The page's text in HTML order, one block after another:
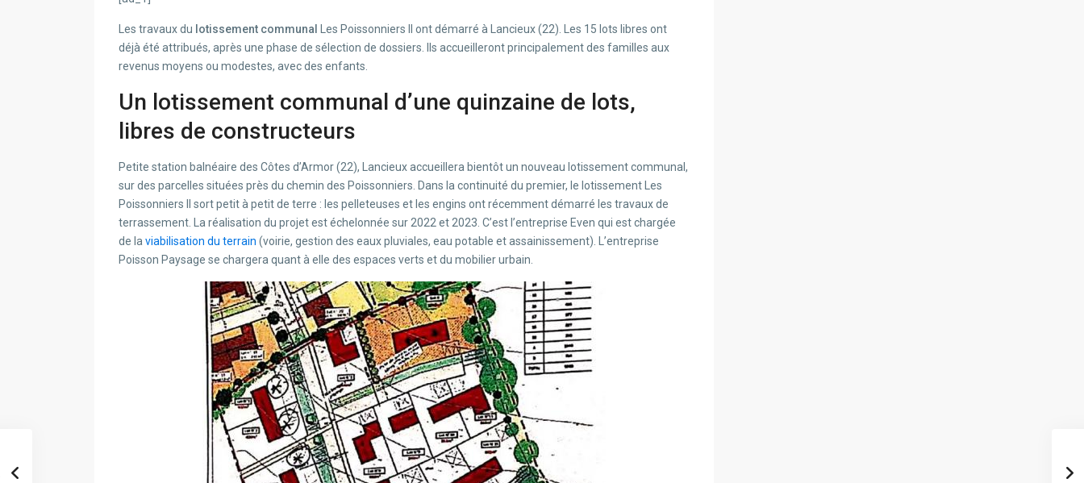
Les travaux du lotissement communal
Les Poissonniers II ont démarré à Lancieux (22). Les 15 lots libres ont
déjà été attribués, après une phase de sélection de dossiers. Ils accueilleront principalement des familles aux
revenus moyens ou modestes, avec des enfants.
Un lotissement communal d’une quinzaine de lots,
libres de constructeurs
Petite station balnéaire des Côtes d’Armor (22), Lancieux accueillera bientôt un nouveau lotissement communal,
sur des parcelles situées près du chemin des Poissonniers. Dans la continuité du premier, le lotissement Les
Poissonniers II sort petit à petit de terre : les pelleteuses et les engins ont récemment démarré les travaux de
terrassement. La réalisation du projet est échelonnée sur 2022 et 2023. C’est l’entreprise Even qui est chargée
de la viabilisation du terrain (voirie, gestion des eaux pluviales, eau potable et assainissement). L’entreprise
Poisson Paysage se chargera quant à elle des espaces verts et du mobilier urbain.